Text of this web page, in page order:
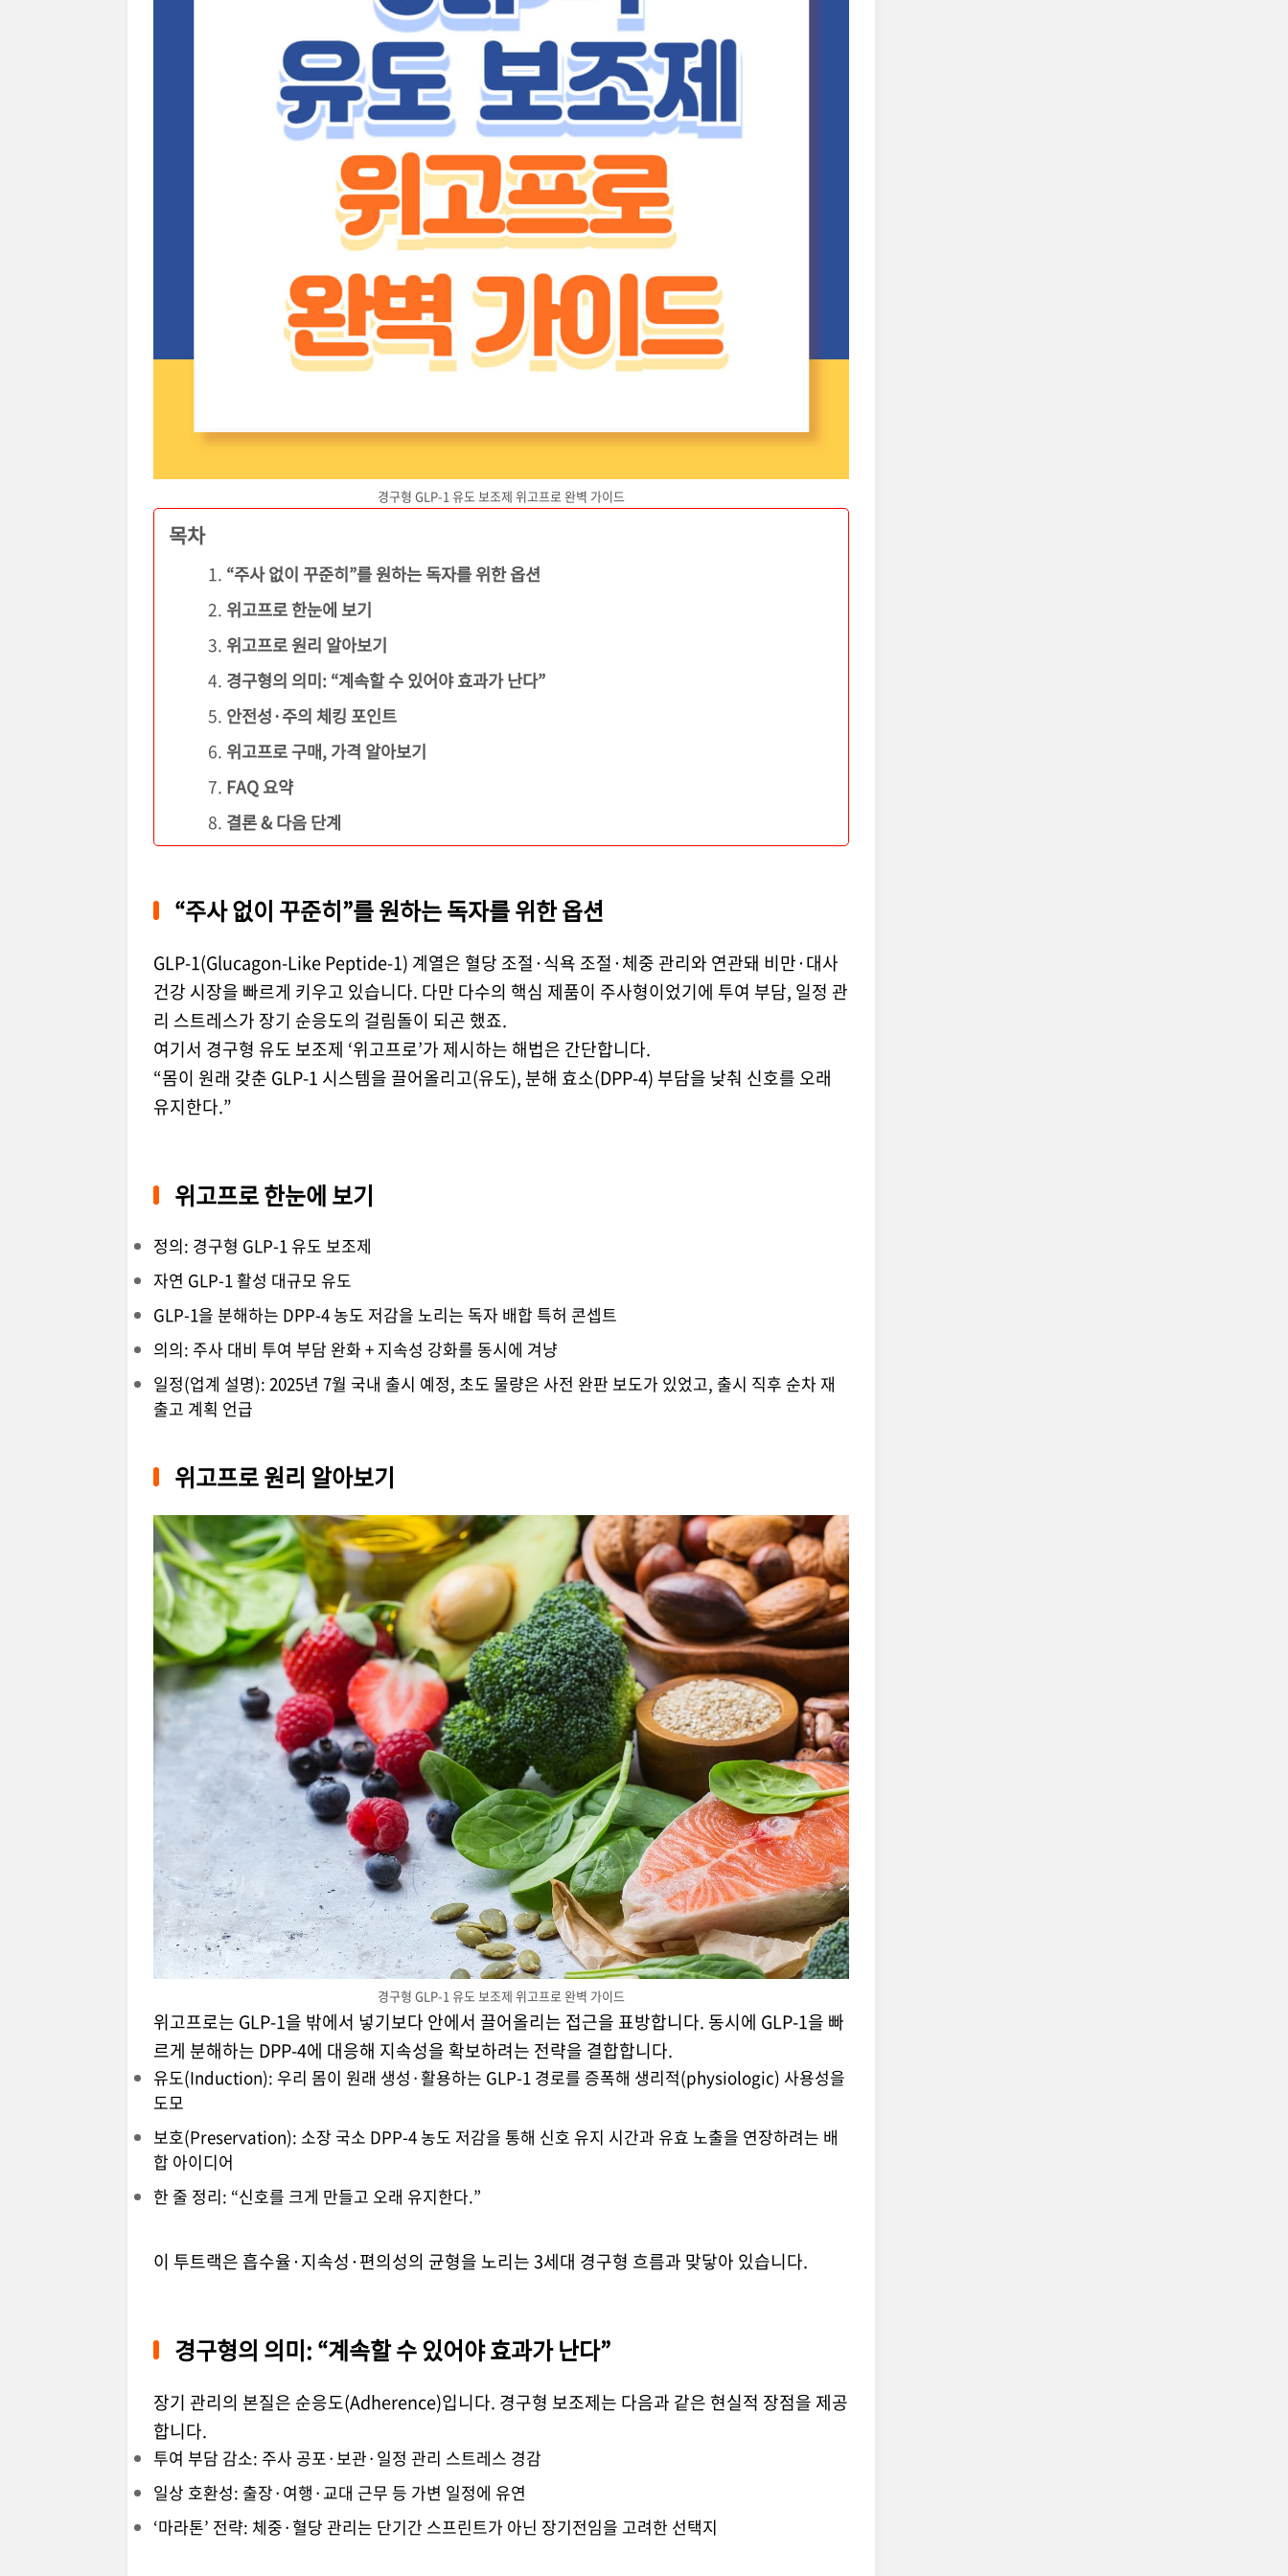
경구형 GLP-1 유도 보조제 위고프로 완벽 가이드
목차
“주사 없이 꾸준히”를 원하는 독자를 위한 옵션
위고프로 한눈에 보기
위고프로 원리 알아보기
경구형의 의미: “계속할 수 있어야 효과가 난다”
안전성·주의 체킹 포인트
위고프로 구매, 가격 알아보기
FAQ 요약
결론 & 다음 단계
“주사 없이 꾸준히”를 원하는 독자를 위한 옵션
GLP-1(Glucagon-Like Peptide-1) 계열은 혈당 조절·식욕 조절·체중 관리와 연관돼 비만·대사
건강 시장을 빠르게 키우고 있습니다. 다만 다수의 핵심 제품이 주사형이었기에 투여 부담, 일정 관
리 스트레스가 장기 순응도의 걸림돌이 되곤 했죠.
여기서 경구형 유도 보조제 ‘위고프로’가 제시하는 해법은 간단합니다.
“몸이 원래 갖춘 GLP-1 시스템을 끌어올리고(유도), 분해 효소(DPP-4) 부담을 낮춰 신호를 오래
유지한다.”
위고프로 한눈에 보기
정의: 경구형 GLP-1 유도 보조제
자연 GLP-1 활성 대규모 유도
GLP-1을 분해하는 DPP-4 농도 저감을 노리는 독자 배합 특허 콘셉트
의의: 주사 대비 투여 부담 완화 + 지속성 강화를 동시에 겨냥
일정(업계 설명): 2025년 7월 국내 출시 예정, 초도 물량은 사전 완판 보도가 있었고, 출시 직후 순차 재
출고 계획 언급
위고프로 원리 알아보기
경구형 GLP-1 유도 보조제 위고프로 완벽 가이드
위고프로는 GLP-1을 밖에서 넣기보다 안에서 끌어올리는 접근을 표방합니다. 동시에 GLP-1을 빠
르게 분해하는 DPP-4에 대응해 지속성을 확보하려는 전략을 결합합니다.
유도(Induction): 우리 몸이 원래 생성·활용하는 GLP-1 경로를 증폭해 생리적(physiologic) 사용성을
도모
보호(Preservation): 소장 국소 DPP-4 농도 저감을 통해 신호 유지 시간과 유효 노출을 연장하려는 배
합 아이디어
한 줄 정리: “신호를 크게 만들고 오래 유지한다.”
이 투트랙은 흡수율·지속성·편의성의 균형을 노리는 3세대 경구형 흐름과 맞닿아 있습니다.
경구형의 의미: “계속할 수 있어야 효과가 난다”
장기 관리의 본질은 순응도(Adherence)입니다. 경구형 보조제는 다음과 같은 현실적 장점을 제공
합니다.
투여 부담 감소: 주사 공포·보관·일정 관리 스트레스 경감
일상 호환성: 출장·여행·교대 근무 등 가변 일정에 유연
‘마라톤’ 전략: 체중·혈당 관리는 단기간 스프린트가 아닌 장기전임을 고려한 선택지